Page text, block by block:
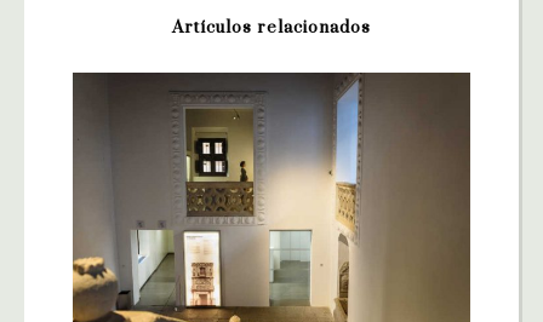
Artículos relacionados